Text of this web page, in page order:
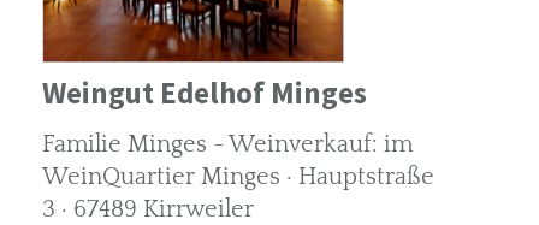
Weingut Edelhof Minges
Familie Minges - Weinverkauf: im
WeinQuartier Minges · Hauptstraße
3 · 67489 Kirrweiler